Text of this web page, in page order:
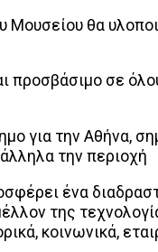
Μουσείου θα
σε
για την Αθήνα,
την περιοχή
ένα
της
κοινωνικά,